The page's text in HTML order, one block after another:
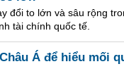
đổi to lớn và sâu rộng
tài chính quốc tế.
Á để hiểu mối